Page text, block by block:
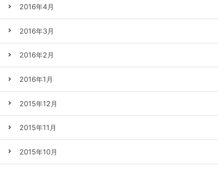
2016年4月
2016年3月
2016年2月
2016年1月
2015年12月
2015年11月
2015年10月